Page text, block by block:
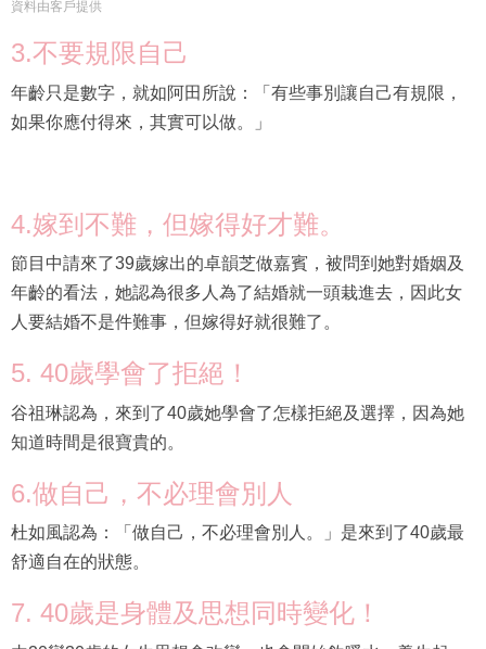
3.不要規限自己
如果你應付得來，其實可以做。」
4.嫁到不難，但嫁得好才難。
年齡的看法，她認為很多人為了結婚就一頭栽進去，因此女
人要結婚不是件難事，但嫁得好就很難了。
5. 40歲學會了拒絕！
知道時間是很寶貴的。
6.做自己，不必理會別人
舒適自在的狀態。
7. 40歲是身體及思想同時變化！